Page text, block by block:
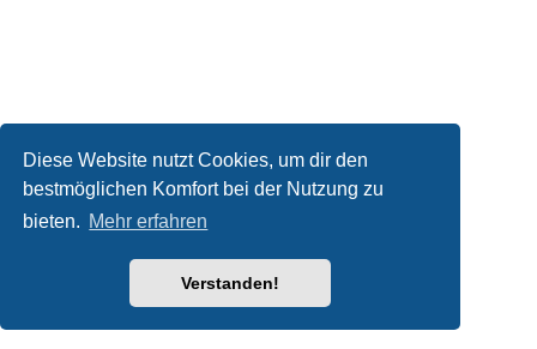
Diese Website nutzt Cookies, um dir den
bestmöglichen Komfort bei der Nutzung zu
bieten. Mehr erfahren
Verstanden!